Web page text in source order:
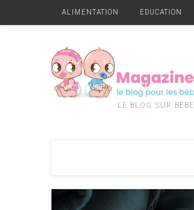
ALIMENTATION EDUCATION
JEUX MATÉRIEL
NAISSANCE VÊTEMENTS
LE BLOG SUR BÉBÉ